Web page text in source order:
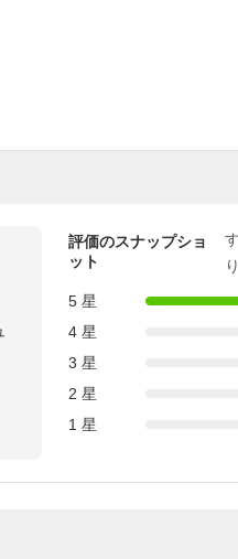
評価のスナップショ
ット
5 星
4 星
3 星
2 星
1 星